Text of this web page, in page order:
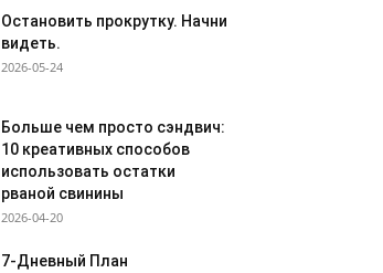
Остановить прокрутку. Начни
видеть.
2026-05-24
Больше чем просто сэндвич:
10 креативных способов
использовать остатки
рваной свинины
2026-04-20
7-Дневный План